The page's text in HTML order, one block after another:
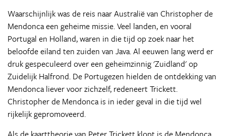
Waarschijnlijk was de reis naar Australië van Christopher de
Mendonca een geheime missie. Veel landen, en vooral
Portugal en Holland, waren in die tijd op zoek naar het
beloofde eiland ten zuiden van Java. Al eeuwen lang werd er
druk gespeculeerd over een geheimzinnig 'Zuidland' op
Zuidelijk Halfrond. De Portugezen hielden de ontdekking van
Mendonca liever voor zichzelf, redeneert Trickett.
Christopher de Mendonca is in ieder geval in die tijd wel
rijkelijk gepromoveerd.